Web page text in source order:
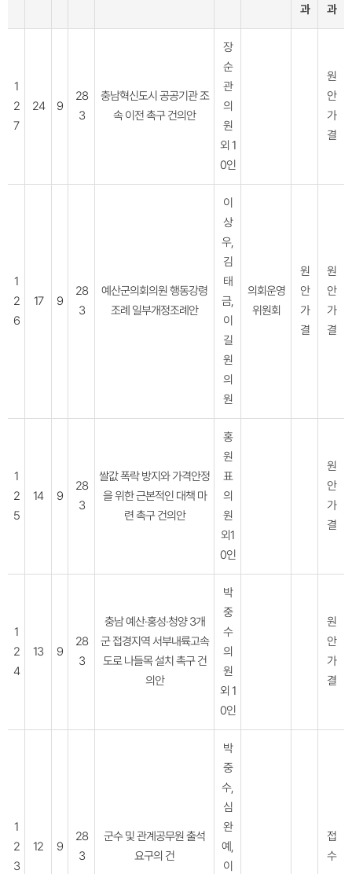
과
과
1
2
7
24 9
28
3
충남혁신도시 공공기관 조
속 이전 촉구 건의안
장
순
관
의
원
외 1
0인
원
안
가
결
1
2
6
17 9
28
3
예산군의회의원 행동강령
조례 일부개정조례안
이
상
우,
김
태
금,
이
길
원
의
원
의회운영
위원회
원
안
가
결
원
안
가
결
1
2
5
14 9
28
3
쌀값 폭락 방지와 가격안정
을 위한 근본적인 대책 마
련 촉구 건의안
홍
원
표
의
원
외1
0인
원
안
가
결
1
2
4
13 9
28
3
충남 예산·홍성·청양 3개
군 접경지역 서부내륙고속
도로 나들목 설치 촉구 건
의안
박
중
수
의
원
외 1
0인
원
안
가
결
1
2
3
12 9
28
3
군수 및 관계공무원 출석
요구의 건
박
중
수,
심
완
예,
이
접
수